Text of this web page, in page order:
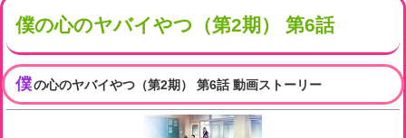
僕の心のヤバイやつ（第2期） 第6話
僕の心のヤバイやつ（第2期） 第6話 動画ストーリー